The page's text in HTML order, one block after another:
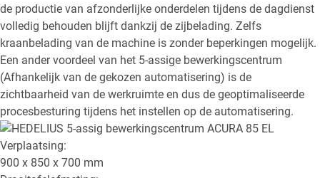
de productie van afzonderlijke onderdelen tijdens de dagdienst
volledig behouden blijft dankzij de zijbelading. Zelfs
kraanbelading van de machine is zonder beperkingen mogelijk.
Een ander voordeel van het 5-assige bewerkingscentrum
(Afhankelijk van de gekozen automatisering) is de
zichtbaarheid van de werkruimte en dus de geoptimaliseerde
procesbesturing tijdens het instellen op de automatisering.
Verplaatsing:
900 x 850 x 700 mm